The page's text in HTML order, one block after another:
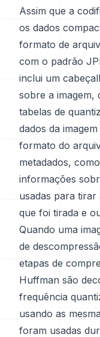
Assim que a
os dados
formato de
com o padrão
inclui um
sobre a imagem,
tabelas de
dados da
formato do
metadados,
informações
usadas para
que foi tirada e
Quando uma
de
etapas de
Huffman são
frequência
usando as
foram usadas